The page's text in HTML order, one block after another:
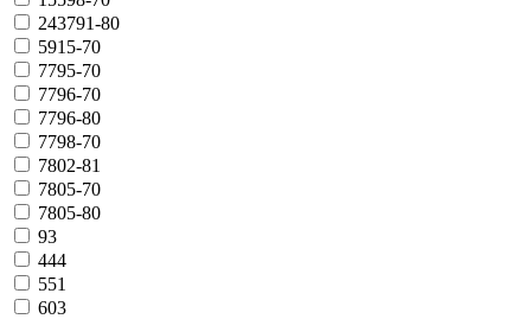
243791-80
5915-70
7795-70
7796-70
7796-80
7798-70
7802-81
7805-70
7805-80
93
444
551
603